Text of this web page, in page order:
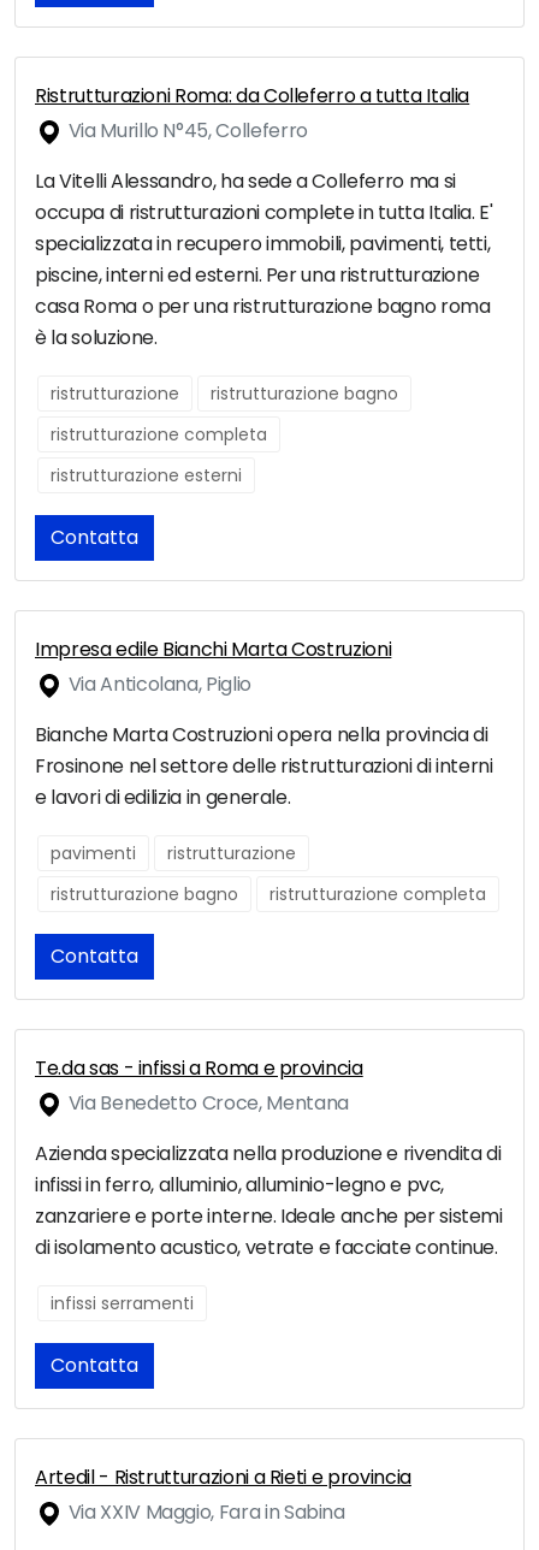
Ristrutturazioni Roma: da Colleferro a tutta Italia
Via Murillo N°45, Colleferro
La Vitelli Alessandro, ha sede a Colleferro ma si
occupa di ristrutturazioni complete in tutta Italia. E'
specializzata in recupero immobili, pavimenti, tetti,
piscine, interni ed esterni. Per una ristrutturazione
casa Roma o per una ristrutturazione bagno roma
è la soluzione.
ristrutturazione
ristrutturazione bagno
ristrutturazione completa
ristrutturazione esterni
Contatta
Impresa edile Bianchi Marta Costruzioni
Via Anticolana, Piglio
Bianche Marta Costruzioni opera nella provincia di
Frosinone nel settore delle ristrutturazioni di interni
e lavori di edilizia in generale.
pavimenti
ristrutturazione
ristrutturazione bagno
ristrutturazione completa
Contatta
Te.da sas - infissi a Roma e provincia
Via Benedetto Croce, Mentana
Azienda specializzata nella produzione e rivendita di
infissi in ferro, alluminio, alluminio-legno e pvc,
zanzariere e porte interne. Ideale anche per sistemi
di isolamento acustico, vetrate e facciate continue.
infissi serramenti
Contatta
Artedil - Ristrutturazioni a Rieti e provincia
Via XXIV Maggio, Fara in Sabina